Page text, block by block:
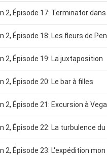
2, Épisode 17: Terminator dans l
2, Épisode 18: Les fleurs de Pen
2, Épisode 19: La juxtaposition
2, Épisode 20: Le bar à filles
2, Épisode 21: Excursion à Vega
2, Épisode 22: La turbulence du
2, Épisode 23: L'expédition mon